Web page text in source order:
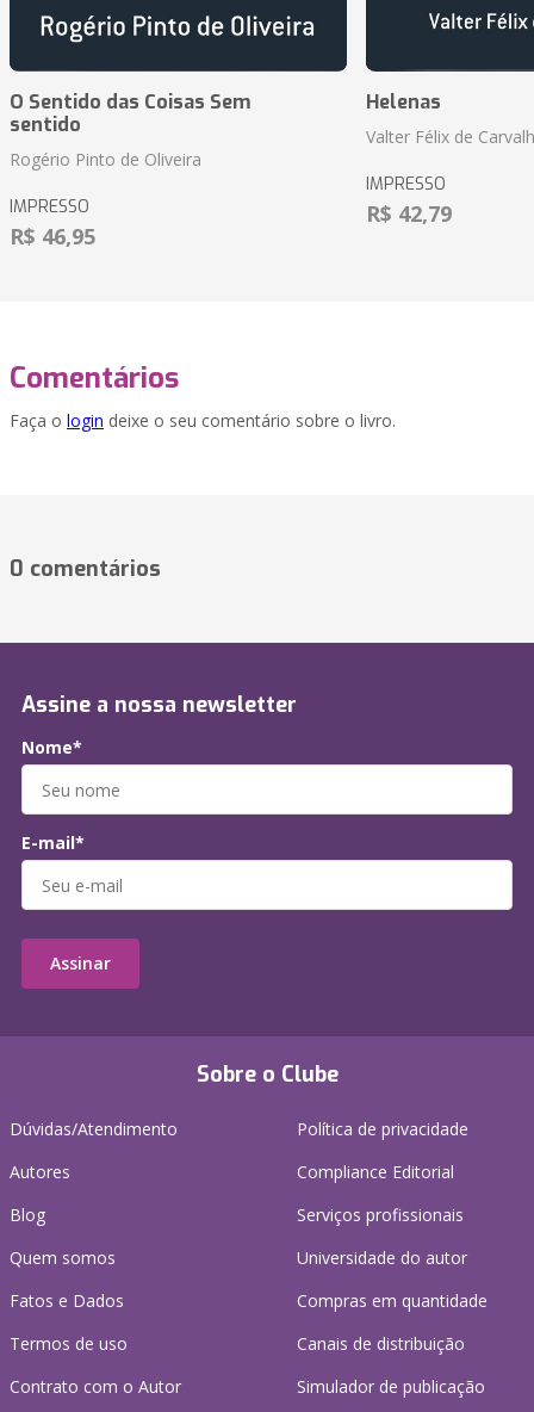
O Sentido das Coisas Sem
sentido
Rogério Pinto de Oliveira
IMPRESSO
R$ 46,95
Helenas
Valter Félix de
IMPRESSO
R$ 42,79
Comentários
Faça o login deixe o seu comentário sobre o livro.
0 comentários
Sobre o Clube
Dúvidas/Atendimento
Autores
Blog
Quem somos
Fatos e Dados
Termos de uso
Contrato com o Autor
Política de privacidade
Compliance Editorial
Serviços profissionais
Universidade do autor
Compras em quantidade
Canais de distribuição
Simulador de publicação
Assine a nossa newsletter
Nome*
E-mail*
Assinar